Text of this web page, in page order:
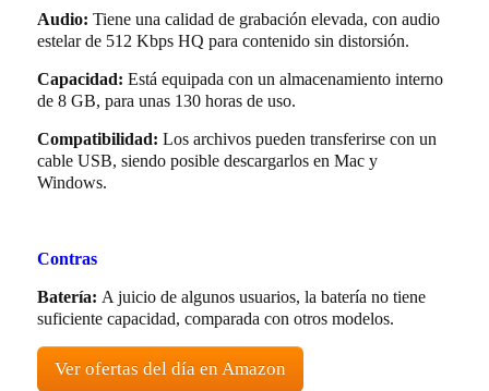
Audio: Tiene una calidad de grabación elevada, con audio
estelar de 512 Kbps HQ para contenido sin distorsión.
Capacidad: Está equipada con un almacenamiento interno
de 8 GB, para unas 130 horas de uso.
Compatibilidad: Los archivos pueden transferirse con un
cable USB, siendo posible descargarlos en Mac y
Windows.
Contras
Batería: A juicio de algunos usuarios, la batería no tiene
suficiente capacidad, comparada con otros modelos.
Ver ofertas del día en Amazon